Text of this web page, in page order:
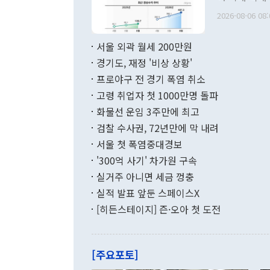
관의 무리한
다. [정동영 통일부 장관이 지난달 23일 오후 서울 종로구 정부서울청사에
무너졌다고
함께 4자 대
"우리의 선
관은 업무
료=한국은행] 한국은행이 6일 발표한 '2026년 6월 국제수지(잠정)'
며 월간 기
196.9% 급
수출은
기록했지만
로 전환됐다.
는 배당수입
2026-08-06
서울 외곽 월세 200만원
경기도, 재정 '비상 상황'
프로야구 전 경기 폭염 취소
고령 취업자 첫 1000만명 돌파
화물선 운임 3주만에 최고
검찰 수사권, 72년만에 막 내려
서울 첫 폭염중대경보
'300억 사기' 차가원 구속
실거주 아니면 세금 껑충
실적 발표 앞둔 스페이스X
[히든스테이지] 즌·오아 첫 도전
[주요포토]